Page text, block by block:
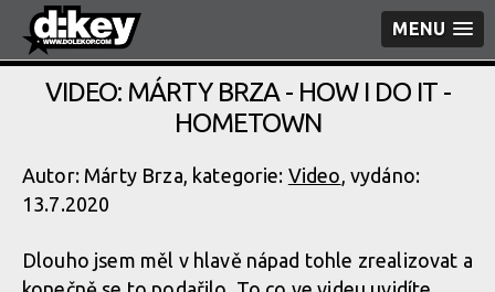
MENU
VIDEO: MÁRTY BRZA - HOW I DO IT -
HOMETOWN
Autor: Márty Brza, kategorie: Video, vydáno:
13.7.2020
Dlouho jsem měl v hlavě nápad tohle zrealizovat a